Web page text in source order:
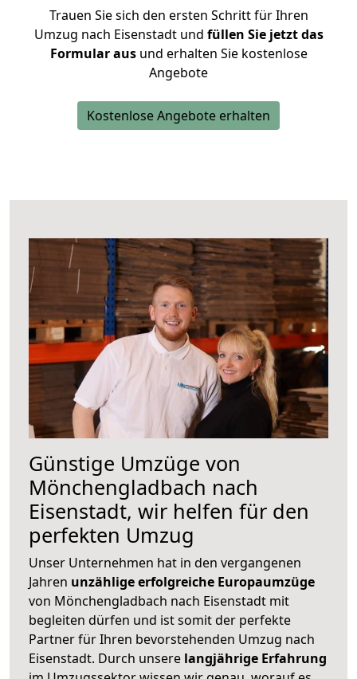
Trauen Sie sich den ersten Schritt für Ihren
Umzug nach Eisenstadt und füllen Sie jetzt das
Formular ausund erhalten Sie kostenlose
Angebote
Kostenlose Angebote erhalten
Günstige Umzüge von
Mönchengladbach nach
Eisenstadt, wir helfen für den
perfekten Umzug
Unser Unternehmen hat in den vergangenen
Jahren unzählige erfolgreiche Europaumzüge
von Mönchengladbach nach Eisenstadt mit
begleiten dürfen und ist somit der perfekte
Partner für Ihren bevorstehenden Umzug nach
Eisenstadt. Durch unsere langjährige Erfahrung